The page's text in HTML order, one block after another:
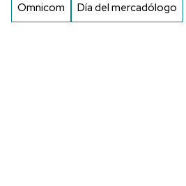
Omnicom Día del mercadólogo